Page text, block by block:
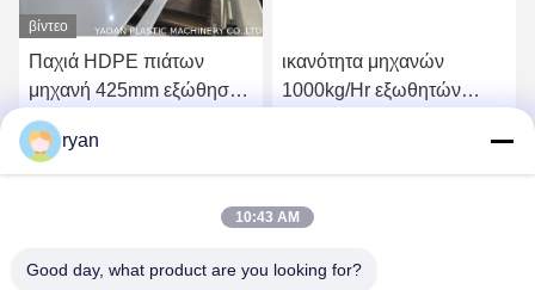
βίντεο
Παχιά HDPE πιάτων
μηχανή 425mm εξώθησης
υλικό σβόλων PE PP
Βρείτε την καλύτερη τιμή
ικανότητα μηχανών
1000kg/Hr εξωθητών
6000mm αδιάβροχη
Geomembrane
ryan
10:43 AM
Good day, what product are you looking for?